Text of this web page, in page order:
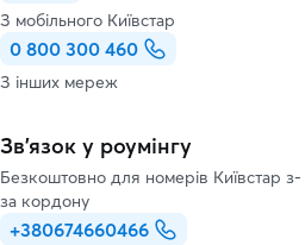
З мобільного Київстар
0 800 300 460
З інших мереж
Зв’язок у роумінгу
Безкоштовно для номерів Київстар з-
за кордону
+380674660466